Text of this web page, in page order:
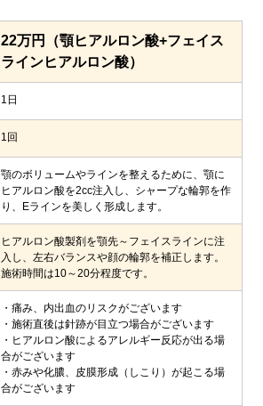
22万円（顎ヒアルロン酸+フェイス
ラインヒアルロン酸）
1日
1回
顎のボリュームやラインを整えるために、顎に
ヒアルロン酸を2cc注入し、シャープな輪郭を作
り、Eラインを美しく形成します。
ヒアルロン酸製剤を顎先～フェイスラインに注
入し、左右バランスや顔の輪郭を補正します。
施術時間は10～20分程度です。
・痛み、内出血のリスクがございます
・施術直後は針跡が目立つ場合がございます
・ヒアルロン酸によるアレルギー反応が出る場
合がございます
・赤みや化膿、皮膜形成（しこり）が起こる場
合がございます